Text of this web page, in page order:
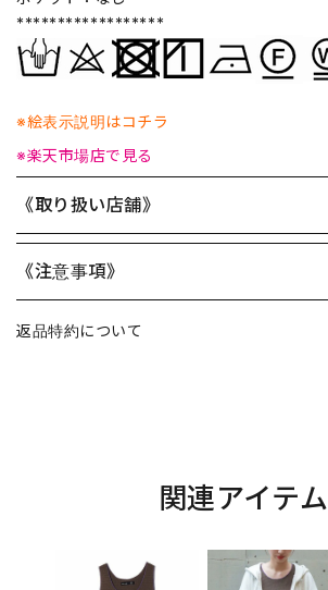
******************
※絵表示説明はコチラ
※楽天市場店で見る
《取り扱い店舗》
《注意事項》
返品特約について
関連アイテム